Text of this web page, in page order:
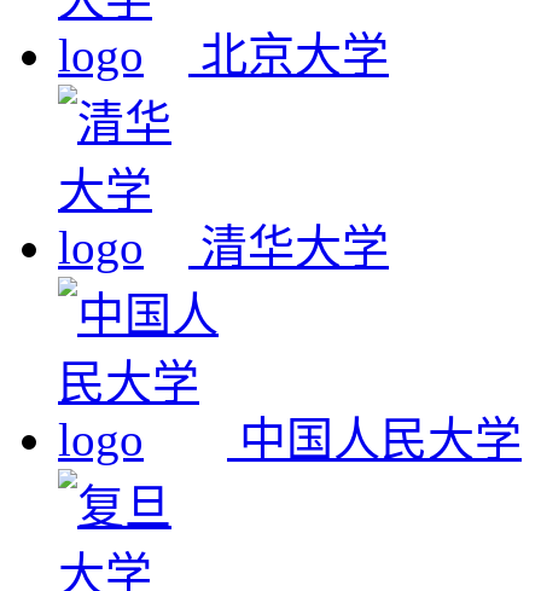
北京大学
清华大学
中国人民大学